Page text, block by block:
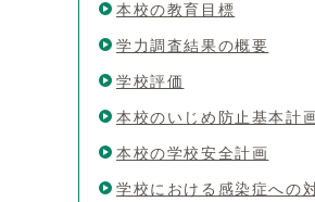
本校の教育目標
学力調査結果の概要
学校評価
本校のいじめ防止基本計
本校の学校安全計画
学校における感染症への